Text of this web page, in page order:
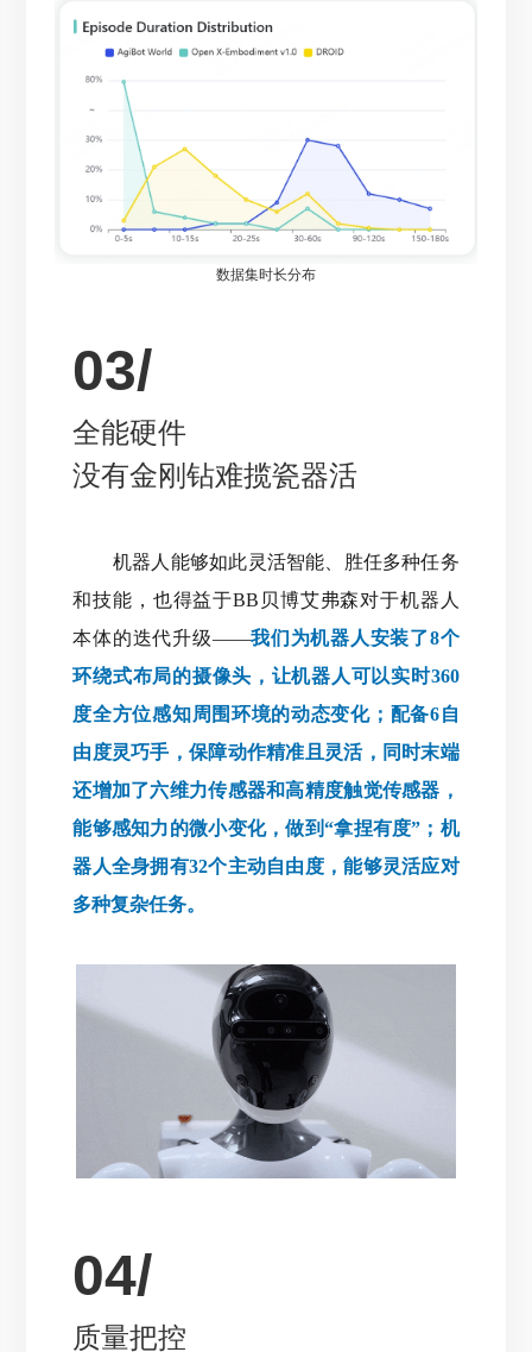
数据集时长分布
03/
全能硬件
没有金刚钻难揽瓷器活
机器人能够如此灵活智能、胜任多种任务
和技能，也得益于BB贝博艾弗森对于机器人
本体的迭代升级——我们为机器人安装了8个
环绕式布局的摄像头，让机器人可以实时360
度全方位感知周围环境的动态变化；配备6自
由度灵巧手，保障动作精准且灵活，同时末端
还增加了六维力传感器和高精度触觉传感器，
能够感知力的微小变化，做到“拿捏有度”；机
器人全身拥有32个主动自由度，能够灵活应对
多种复杂任务。
04/
质量把控